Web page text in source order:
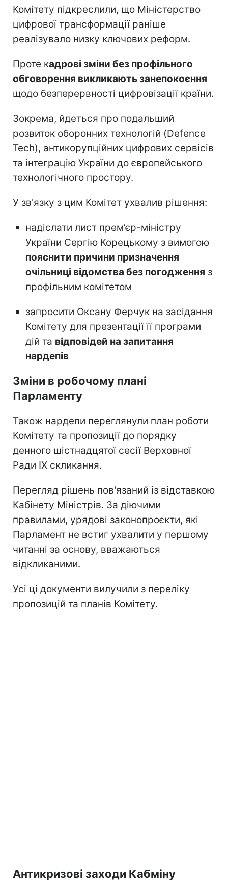
Комітету підкреслили, що Міністерство
цифрової трансформації раніше
реалізувало низку ключових реформ.
Проте кадрові зміни без профільного
обговорення викликають занепокоєння
щодо безперервності цифровізації країни.
Зокрема, йдеться про подальший
розвиток оборонних технологій (Defence
Tech), антикорупційних цифрових сервісів
та інтеграцію України до європейського
технологічного простору.
У зв'язку з цим Комітет ухвалив рішення:
надіслати лист прем’єр-міністру
України Сергію Корецькому з вимогою
пояснити причини призначення
очільниці відомства без погодження з
профільним комітетом
запросити Оксану Ферчук на засідання
Комітету для презентації її програми
дій та відповідей на запитання
нардепів
Зміни в робочому плані
Парламенту
Також нардепи переглянули план роботи
Комітету та пропозиції до порядку
денного шістнадцятої сесії Верховної
Ради IX скликання.
Перегляд рішень пов'язаний із відставкою
Кабінету Міністрів. За діючими
правилами, урядові законопроєкти, які
Парламент не встиг ухвалити у першому
читанні за основу, вважаються
відкликаними.
Усі ці документи вилучили з переліку
пропозицій та планів Комітету.
Антикризові заходи Кабміну